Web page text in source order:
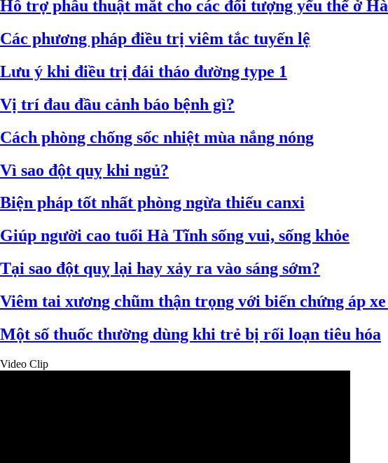
Hỗ trợ phẫu thuật mắt cho các đối tượng yếu thế ở
Các phương pháp điều trị viêm tắc tuyến lệ
Lưu ý khi điều trị đái tháo đường type 1
Vị trí đau đầu cảnh báo bệnh gì?
Cách phòng chống sốc nhiệt mùa nắng nóng
Vì sao đột quỵ khi ngủ?
Biện pháp tốt nhất phòng ngừa thiếu canxi
Giúp người cao tuổi Hà Tĩnh sống vui, sống khỏe
Tại sao đột quỵ lại hay xảy ra vào sáng sớm?
Viêm tai xương chũm thận trọng với biến chứng áp xe
Một số thuốc thường dùng khi trẻ bị rối loạn tiêu hóa
Video Clip